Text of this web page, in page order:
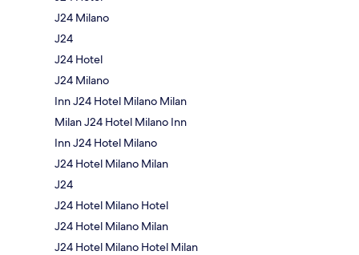
J24 Milano
J24
J24 Hotel
J24 Milano
Inn J24 Hotel Milano Milan
Milan J24 Hotel Milano Inn
Inn J24 Hotel Milano
J24 Hotel Milano Milan
J24
J24 Hotel Milano Hotel
J24 Hotel Milano Milan
J24 Hotel Milano Hotel Milan